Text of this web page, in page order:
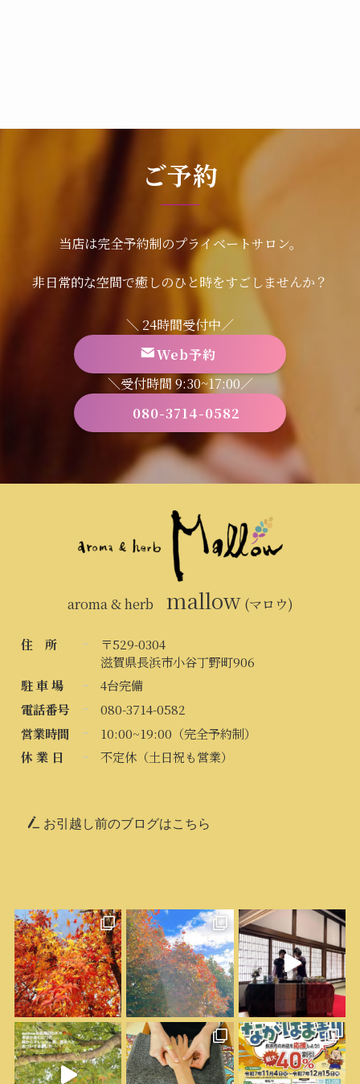
ご予約
当店は完全予約制のプライベートサロン。
非日常的な空間で癒しのひと時をすごしませんか？
＼ 24時間受付中／
Web予約
＼受付時間 9:30~17:00／
080-3714-0582
aroma & herb mallow(マロウ)
住 所
〒529-0304
滋賀県長浜市小谷丁野町906
駐 車 場
4台完備
電話番号
080-3714-0582
営業時間
10:00~19:00（完全予約制）
休 業 日
不定休（土日祝も営業）
お引越し前のブログはこちら